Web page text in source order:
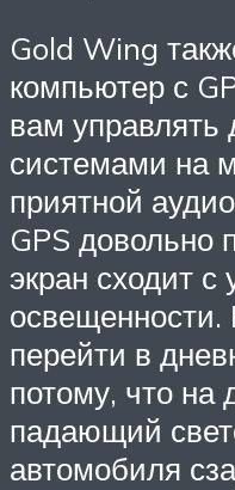
Gold Wing
компьютер с
вам
системами на
приятной
GPS довольно
экран сходит с
перейти в
потому, что на
падающий
автомобиля